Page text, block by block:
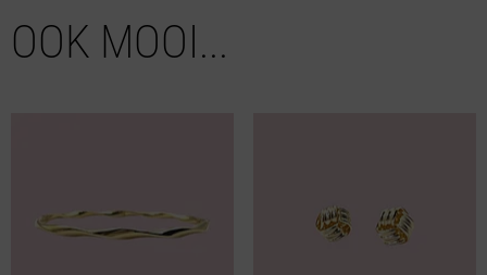
OOK MOOI...